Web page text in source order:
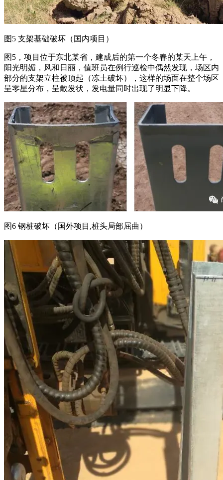
图5 支架基础破坏（国内项目）
图5，项目位于东北某省，建成后的第一个冬春的某天上午，
阳光明媚，风和日丽，值班员在例行巡检中偶然发现，场区内
部分的支架立柱被顶起（冻土破坏），这样的场面在整个场区
呈零星分布，呈散发状，发电量同时出现了明显下降。
图6 钢桩破坏（国外项目,桩头局部屈曲）